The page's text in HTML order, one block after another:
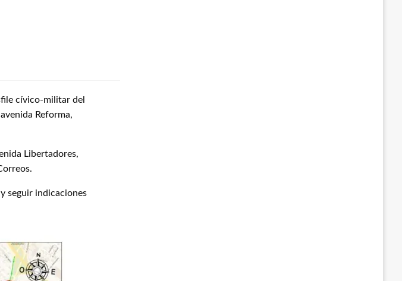
cívico-militar del
Reforma,
Libertadores,
seguir indicaciones